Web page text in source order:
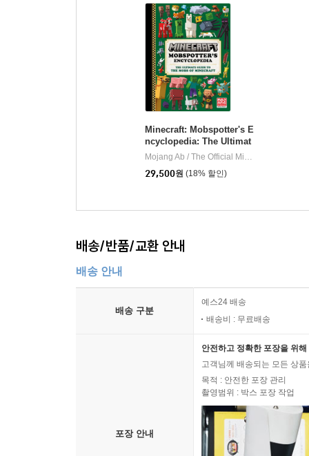
Minecraft: Mobspotter's E
ncyclopedia: The Ultimat
e Guide to the Mobs of Mi
Mojang Ab / The Official Minecraft Team
29,500원 (18% 할인)
배송/반품/교환 안내
배송 안내
배송 구분
예스24 배송
배송비 : 무료배송
포장 안내
안전하고 정확한 포장을 위
고객님께 배송되는 모든 상
목적 : 안전한 포장 관리
촬영범위 : 박스 포장 작업